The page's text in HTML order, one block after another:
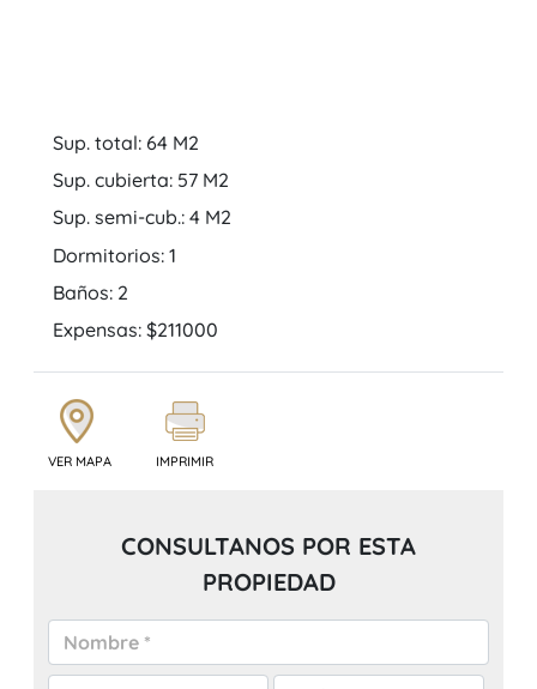
Sup. total: 64 M2
Sup. cubierta: 57 M2
Sup. semi-cub.: 4 M2
Dormitorios: 1
Baños: 2
Expensas: $211000
VER MAPA IMPRIMIR
CONSULTANOS POR ESTA
PROPIEDAD